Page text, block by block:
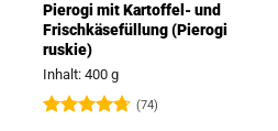
Pierogi mit Kartoffel- und
Frischkäsefüllung (Pierogi
ruskie)
Inhalt: 400 g
(74)